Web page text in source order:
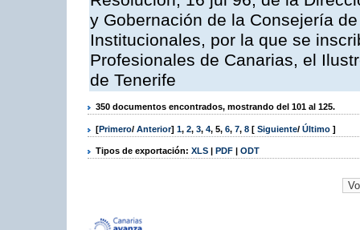
y Gobernación de la Consejería
Institucionales, por la que se
Profesionales de Canarias, el
de Tenerife
350 documentos encontrados, mostrando del 101 al 125.
[Primero/ Anterior] 1, 2, 3, 4, 5, 6, 7, 8 [ Siguiente/ Último ]
Tipos de exportación: XLS | PDF | ODT